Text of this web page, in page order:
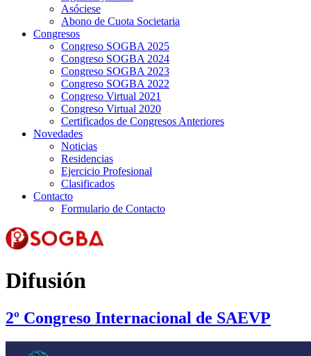
Asóciese
Abono de Cuota Societaria
Congresos
Congreso SOGBA 2025
Congreso SOGBA 2024
Congreso SOGBA 2023
Congreso SOGBA 2022
Congreso Virtual 2021
Congreso Virtual 2020
Certificados de Congresos Anteriores
Novedades
Noticias
Residencias
Ejercicio Profesional
Clasificados
Contacto
Formulario de Contacto
Difusión
2º Congreso Internacional de SAEVP